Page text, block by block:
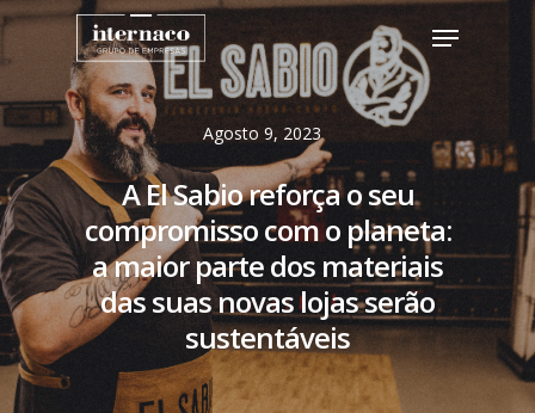
Hit enter to search or ESC to close
A El Sabio reforça o seu
compromisso com o planeta:
a maior parte dos materiais
das suas novas lojas serão
sustentáveis
Agosto 9, 2023